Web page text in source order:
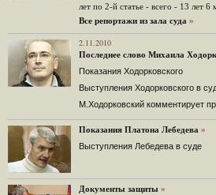
14.08.2014
Нарулил
Игорь Сечин просит о
глава «Роснефти» хочет
благосостояния 1,5 трлн
32 комментария
Граждане не хотят платить по счетам ЮКОСа
Решение Гаагского суда о компенсации $50 млрд
129 комментариев
11.08.2014
«Светлая Вам память, Марина Филипповна!»
Вечер у Ходорковских. Вспоминает Иван Стариков.
лет по 2-й статье - всего - 13 лет 6
Все репортажи из зала суда »
2.11.2010
Последнее слово Михаила
Показания Ходорковского
Выступления Ходорковского в
М.Ходорковский комментирует
Показания Платона Лебедева »
Выступления Лебедева в суде
Документы защиты »